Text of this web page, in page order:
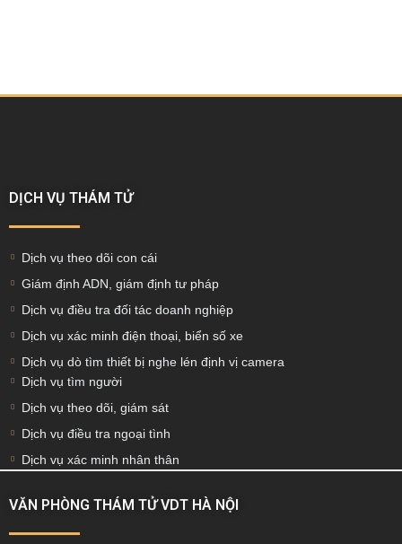
DỊCH VỤ THÁM TỬ
Dịch vụ theo dõi con cái
Giám định ADN, giám định tư pháp
Dịch vụ điều tra đối tác doanh nghiệp
Dịch vụ xác minh điện thoại, biển số xe
Dịch vụ dò tìm thiết bị nghe lén định vị camera
Dịch vụ tìm người
Dịch vụ theo dõi, giám sát
Dịch vụ điều tra ngoại tình
Dịch vụ xác minh nhân thân
VĂN PHÒNG THÁM TỬ VDT HÀ NỘI